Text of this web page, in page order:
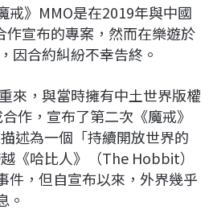
戒》MMO是在2019年與中國
宣布的專案，然而在樂遊於
因合約糾紛不幸告終。
來，與當時擁有中土世界版權
作，宣布了第二次《魔戒》
述為一個「持續開放世界的
《哈比人》（The Hobbit）
件，但自宣布以來，外界幾乎
。